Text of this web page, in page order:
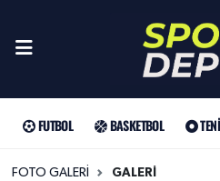
FUTBOL BASKETBOL
FOTO GALERI GALERI
Beşiktaş
Türkiye Basketbol Ligi
Tenis
Sultanlar Ligi
Futbol
Nöbetçi Eczaneler
Trafik Durumu